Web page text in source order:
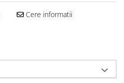
Cere informatii